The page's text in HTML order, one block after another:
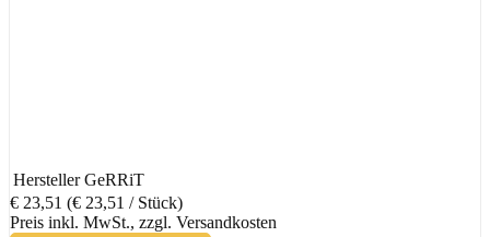
Hersteller GeRRiT
€ 23,51 (€ 23,51 / Stück)
Preis inkl. MwSt., zzgl. Versandkosten